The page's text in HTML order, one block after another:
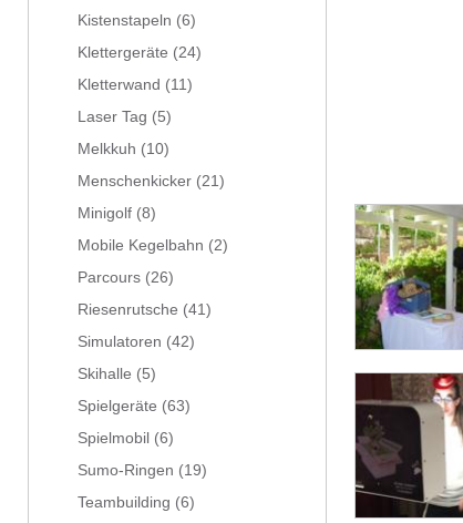
Kistenstapeln (6)
Klettergeräte (24)
Kletterwand (11)
Laser Tag (5)
Melkkuh (10)
Menschenkicker (21)
Minigolf (8)
Mobile Kegelbahn (2)
Parcours (26)
Riesenrutsche (41)
Simulatoren (42)
Skihalle (5)
Spielgeräte (63)
Spielmobil (6)
Sumo-Ringen (19)
Teambuilding (6)